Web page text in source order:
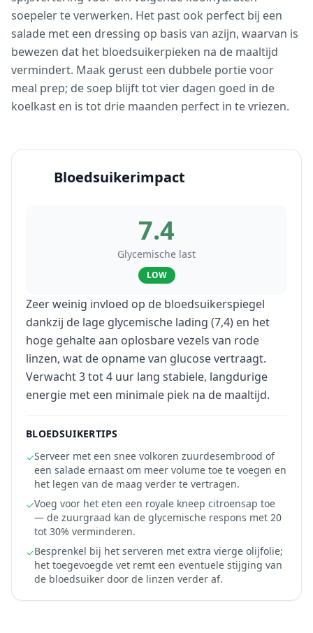
soepeler te verwerken. Het past ook perfect bij een
salade met een dressing op basis van azijn, waarvan is
bewezen dat het bloedsuikerpieken na de maaltijd
vermindert. Maak gerust een dubbele portie voor
meal prep; de soep blijft tot vier dagen goed in de
koelkast en is tot drie maanden perfect in te vriezen.
Bloedsuikerimpact
7.4
Glycemische last
LOW
Zeer weinig invloed op de bloedsuikerspiegel
dankzij de lage glycemische lading (7,4) en het
hoge gehalte aan oplosbare vezels van rode
linzen, wat de opname van glucose vertraagt.
Verwacht 3 tot 4 uur lang stabiele, langdurige
energie met een minimale piek na de maaltijd.
BLOEDSUIKERTIPS
✓Serveer met een snee volkoren zuurdesembrood of
een salade ernaast om meer volume toe te voegen en
het legen van de maag verder te vertragen.
✓Voeg voor het eten een royale kneep citroensap toe
— de zuurgraad kan de glycemische respons met 20
tot 30% verminderen.
✓Besprenkel bij het serveren met extra vierge olijfolie;
het toegevoegde vet remt een eventuele stijging van
de bloedsuiker door de linzen verder af.